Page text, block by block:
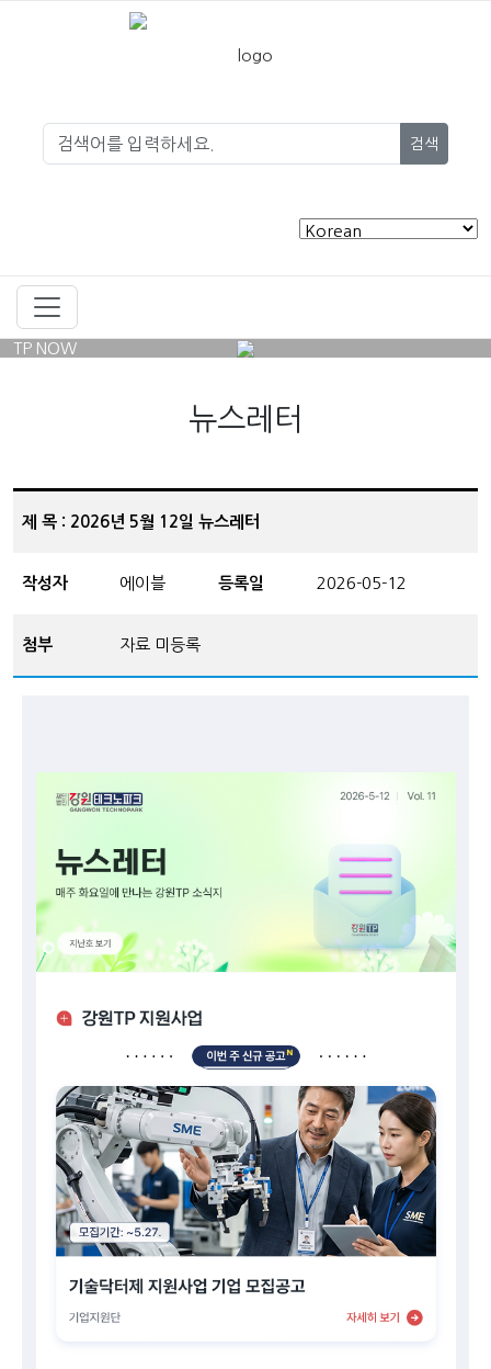
검색
TP NOW
뉴스레터
제 목 : 2026년 5월 12일 뉴스레터
작성자 에이블 등록일 2026-05-12
첨부 자료 미등록